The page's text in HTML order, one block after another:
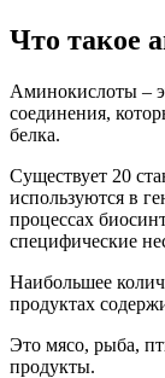
Что такое
Аминокислоты –
соединения,
белка.
Существует 20
используются в
процессах
специфические
Наибольшее
продуктах
Это мясо, рыба,
продукты.